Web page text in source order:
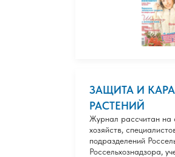
ЗАЩИТА И
РАСТЕНИЙ
Журнал рассчитан на
хозяйств,
подразделений
Россельхознадзора,